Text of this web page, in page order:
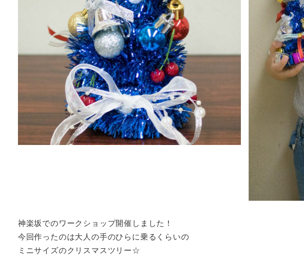
神楽坂でのワークショップ開催しました！
今回作ったのは大人の手のひらに乗るくらいの
ミニサイズのクリスマスツリー☆